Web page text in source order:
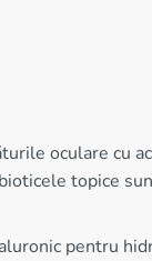
oculare cu
topice
pentru